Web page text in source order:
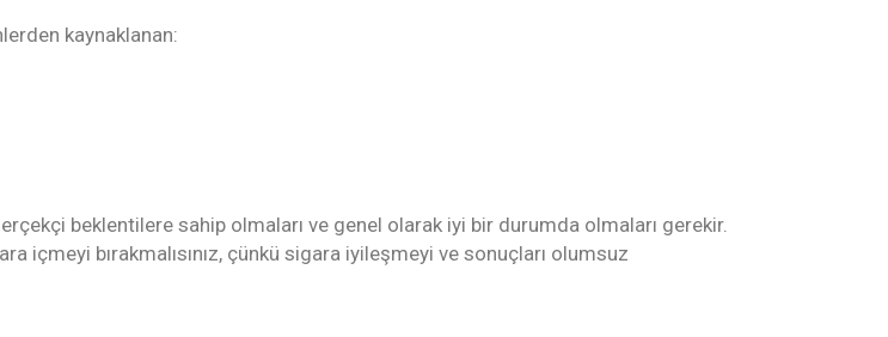
kaynaklanan:
beklentilere sahip olmaları ve genel olarak iyi bir durumda olmaları gerekir.
içmeyi bırakmalısınız, çünkü sigara iyileşmeyi ve sonuçları olumsuz